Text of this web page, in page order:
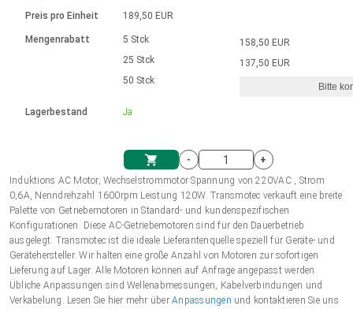
Einheitssystem
Einkaufswagen
Hubmagnete
230 - 50 Hz | 110 - 60 Hz
Drehzahlregelung für die AIS-Serie
Bürstenlose Gleichstrommotoren
mit Planetengetriebe und internem
Ø 28-42| 1-1400 rpm | <= 290Ncm
Bürstenlose DC Motor Controller
Gleichstrommotoren mit
Schneckengetriebe und Bürsten
Ø43-124mm | 31-425rpm | ≤ 41Nm
Treiber für Gleichstrommotoren mit
Synchron-Asynchron | für 1-4 Elektrozylinder
Synchron-Asynchron | für 1-4 Elektrozylinder
Français (EUR)
Polski (EUR)
Norsk (NOK)
Suomi (EUR)
Preis pro Einheit
Mengenrabatt
Lagerbestand
189,50 EUR
5 Stck
25 Stck
50 Stck
Ja
158,50 EUR
137,50 EUR
Bitte
-
+
Induktions AC Motor, Wechselstrommotor Spannung von 220VAC , Strom
0,6A, Nenndrehzahl 1600rpm Leistung 120W. Transmotec verkauft eine breite
Palette von Getriebemotoren in Standard- und kundenspezifischen
Konfigurationen. Diese AC-Getriebemotoren sind für den Dauerbetrieb
ausgelegt. Transmotec ist die ideale Lieferantenquelle speziell für Geräte- und
Gerätehersteller. Wir halten eine große Anzahl von Motoren zur sofortigen
Lieferung auf Lager. Alle Motoren können auf Anfrage angepasst werden.
Übliche Anpassungen sind Wellenabmessungen, Kabelverbindungen und
Verkabelung. Lesen Sie hier mehr überAnpassungen und kontaktieren Sie uns